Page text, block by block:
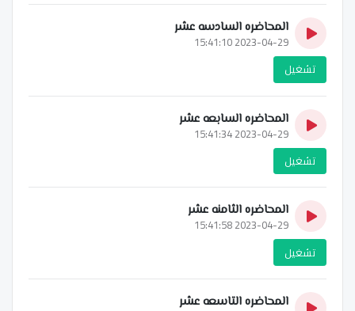
المحاضره السادسه عشر
2023-04-29 15:41:10
تشغيل
المحاضره السابعه عشر
2023-04-29 15:41:34
تشغيل
المحاضره الثامنه عشر
2023-04-29 15:41:58
تشغيل
المحاضره التاسعه عشر